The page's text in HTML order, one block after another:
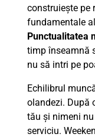
construiește pe
fundamentale
Punctualitatea
timp înseamnă
nu să intri pe
Echilibrul
olandezi. După
tău și nimeni
serviciu.